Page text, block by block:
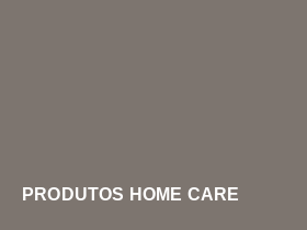
PRODUTOS HOME CARE